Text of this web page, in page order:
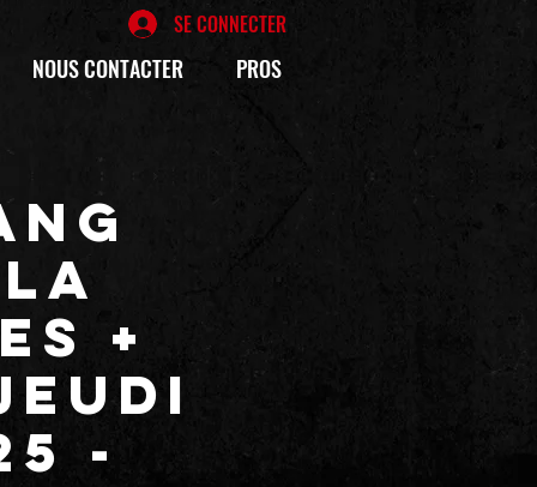
SE CONNECTER
NOUS CONTACTER PROS
+
-